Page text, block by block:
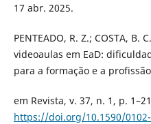
17 abr. 2025.
PENTEADO, R. Z.; COSTA,
videoaulas em EaD:
para a formação e a
em Revista, v. 37, n. 1, p.
https://doi.org/10.1590/0102-